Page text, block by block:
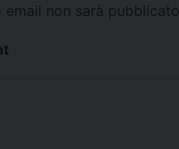
email non sarà pubblicato.